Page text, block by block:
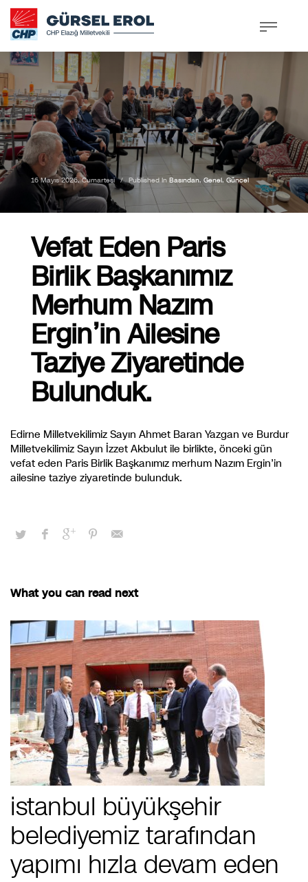
16 Mayıs 2026, Cumartesi / Published In Basından, Genel, Güncel
Vefat Eden Paris
Birlik Başkanımız
Merhum Nazım
Ergin’in Ailesine
Taziye Ziyaretinde
Bulunduk.
Edirne Milletvekilimiz Sayın Ahmet Baran Yazgan ve Burdur
Milletvekilimiz Sayın İzzet Akbulut ile birlikte, önceki gün
vefat eden Paris Birlik Başkanımız merhum Nazım Ergin’in
ailesine taziye ziyaretinde bulunduk.
What you can read next
i̇stanbul büyükşehir
belediyemiz tarafından
yapımı hızla devam eden